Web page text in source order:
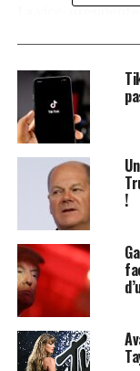
vice-
la candidate
le retrait de Joe
juillet et a déjà
Avec quatre
7 millions de likes
moment de la
Harris avec
Bass se tourne
que allons-nous
se tourne ensuite
Bye, bye, bye »,
est la chanson «
2000.
!